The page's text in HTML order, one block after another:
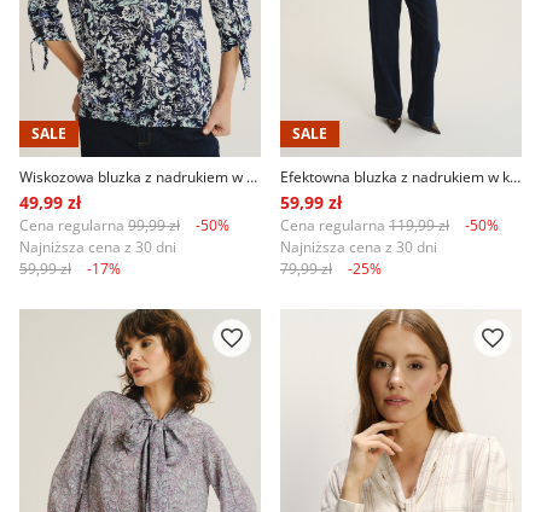
SALE
Wiskozowa bluzka z nadrukiem w kwiaty
49,99 zł
Cena regularna 99,99 zł
-50%
Najniższa cena z 30 dni
59,99 zł
-17%
SALE
Efektowna bluzka z nadrukiem w kwiaty
59,99 zł
Cena regularna 119,99 zł
-50%
Najniższa cena z 30 dni
79,99 zł
-25%